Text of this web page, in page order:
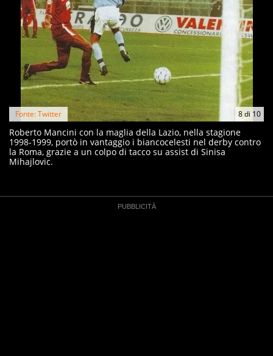
8di 10
Fonte: Twitter
Roberto Mancini con la maglia della Lazio, nella stagione
1998-1999, portò in vantaggio i biancocelesti nel derby contro
la Roma, grazie a un colpo di tacco su assist di Sinisa
Mihajlovic.